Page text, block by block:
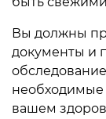
Вы должны
документы и
необходимые
вашем